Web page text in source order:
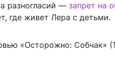
разногласий — запрет на
где живет Лера с детьми.
«Осторожно: Собчак»